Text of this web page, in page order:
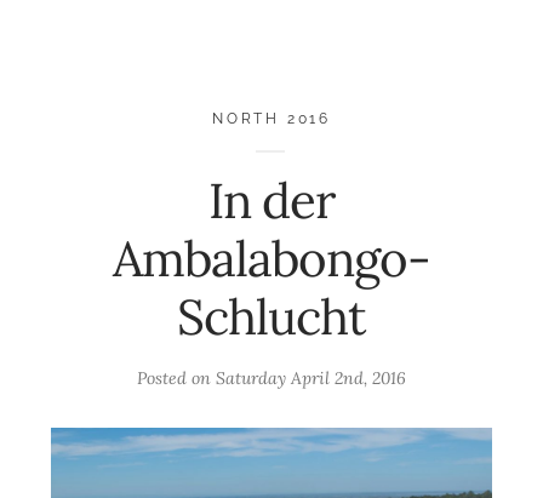
NORTH 2016
In der
Ambalabongo-
Schlucht
Posted on Saturday April 2nd, 2016